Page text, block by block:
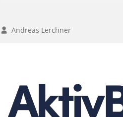
Andreas Lerchner